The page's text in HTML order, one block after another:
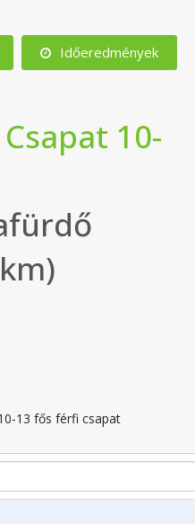
Időeredmények
10-
13 fős férfi csapat